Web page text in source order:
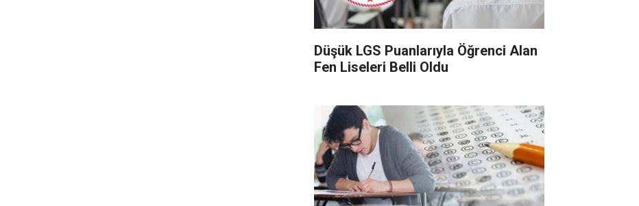
Düşük LGS Puanlarıyla Öğrenci Alan
Fen Liseleri Belli Oldu